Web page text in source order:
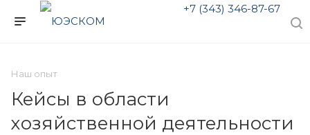
+7 (343) 346-87-67
Наш опыт
Кейсы в области
хозяйственной деятельности